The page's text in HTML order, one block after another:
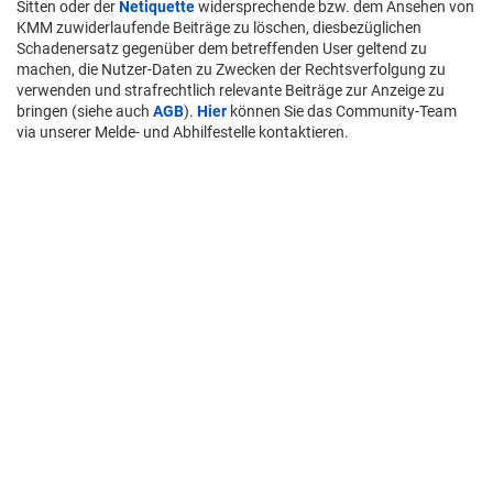
Sitten oder derNetiquettewidersprechende bzw. dem Ansehen von
KMM zuwiderlaufende Beiträge zu löschen, diesbezüglichen
Schadenersatz gegenüber dem betreffenden User geltend zu
machen, die Nutzer-Daten zu Zwecken der Rechtsverfolgung zu
verwenden und strafrechtlich relevante Beiträge zur Anzeige zu
bringen (siehe auch AGB). Hier können Sie das Community-Team
via unserer Melde- und Abhilfestelle kontaktieren.